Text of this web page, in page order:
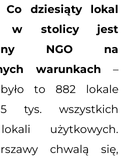
Co dziesiąty lokal
w stolicy jest
NGO na
warunkach –
to 882 lokale
tys. wszystkich
użytkowych.
chwalą się,